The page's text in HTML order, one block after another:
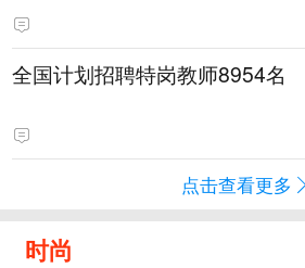
全国计划招聘特岗教师8954名
点击查看更多
时尚